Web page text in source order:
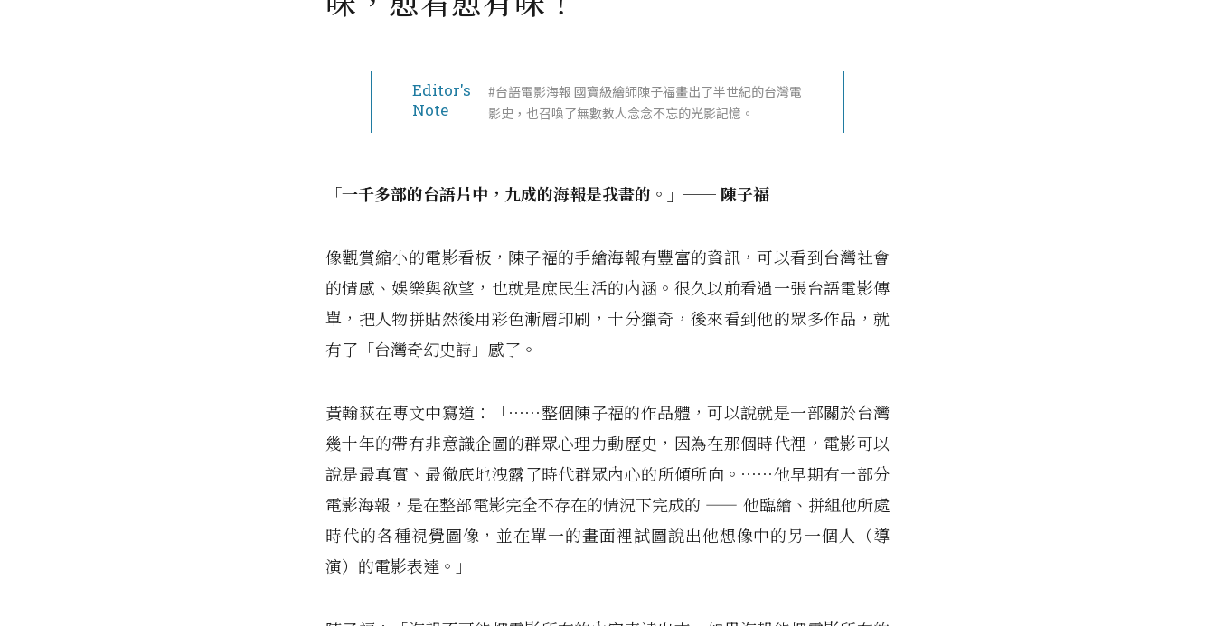
Editor's
Note
#台語電影海報 國寶級繪師陳子福畫出了半世紀的台灣電
影史，也召喚了無數教人念念不忘的光影記憶。
「一千多部的台語片中，九成的海報是我畫的。」── 陳子福
像觀賞縮小的電影看板，陳子福的手繪海報有豐富的資訊，可以看到台灣社會
的情感、娛樂與欲望，也就是庶民生活的內涵。很久以前看過一張台語電影傳
單，把人物拼貼然後用彩色漸層印刷，十分獵奇，後來看到他的眾多作品，就
有了「台灣奇幻史詩」感了。
黃翰荻在專文中寫道：「⋯⋯整個陳子福的作品體，可以說就是一部關於台灣
幾十年的帶有非意識企圖的群眾心理力動歷史，因為在那個時代裡，電影可以
說是最真實、最徹底地洩露了時代群眾內心的所傾所向。⋯⋯他早期有一部分
電影海報，是在整部電影完全不存在的情況下完成的 —— 他臨繪、拼組他所處
時代的各種視覺圖像，並在單一的畫面裡試圖說出他想像中的另一個人（導
演）的電影表達。」